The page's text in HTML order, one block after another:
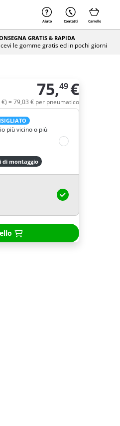
Aiuto Contatti Carrello
GRATIS & RAPIDA
le gomme gratis ed in pochi giorni
75,49 €
€) = 79,03 € per pneumatico
più vicino o più
di montaggio